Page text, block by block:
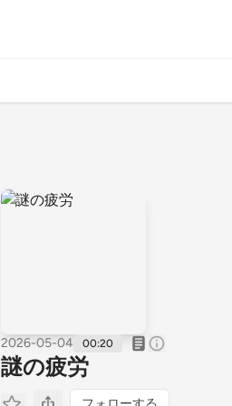
2026-05-04 00:20
謎の疲労